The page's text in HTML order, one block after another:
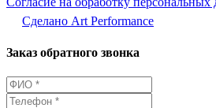
Сделано Аrt Performance
Заказ обратного звонка